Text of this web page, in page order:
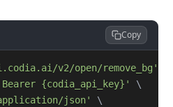
Copy
v2/open/remove_bg'
{codia_api_key}'
\
json'
\